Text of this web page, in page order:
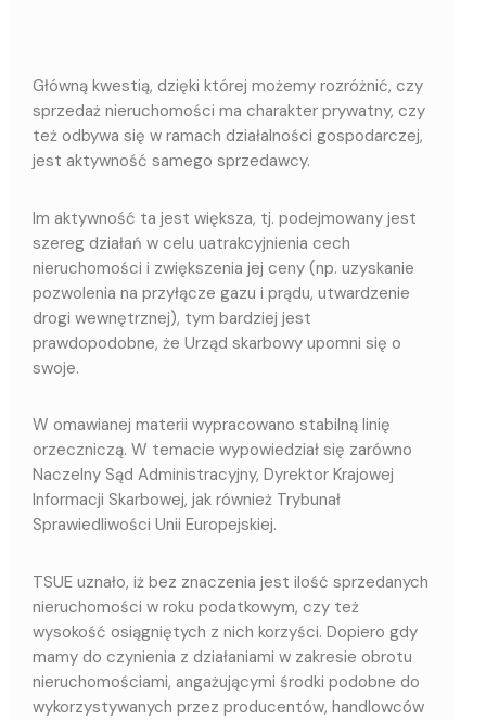
Główną kwestią, dzięki której możemy rozróżnić, czy
sprzedaż nieruchomości ma charakter prywatny, czy
też odbywa się w ramach działalności gospodarczej,
jest aktywność samego sprzedawcy.
Im aktywność ta jest większa, tj. podejmowany jest
szereg działań w celu uatrakcyjnienia cech
nieruchomości i zwiększenia jej ceny (np. uzyskanie
pozwolenia na przyłącze gazu i prądu, utwardzenie
drogi wewnętrznej), tym bardziej jest
prawdopodobne, że Urząd skarbowy upomni się o
swoje.
W omawianej materii wypracowano stabilną linię
orzeczniczą. W temacie wypowiedział się zarówno
Naczelny Sąd Administracyjny, Dyrektor Krajowej
Informacji Skarbowej, jak również Trybunał
Sprawiedliwości Unii Europejskiej.
TSUE uznało, iż bez znaczenia jest ilość sprzedanych
nieruchomości w roku podatkowym, czy też
wysokość osiągniętych z nich korzyści. Dopiero gdy
mamy do czynienia z działaniami w zakresie obrotu
nieruchomościami, angażującymi środki podobne do
wykorzystywanych przez producentów, handlowców